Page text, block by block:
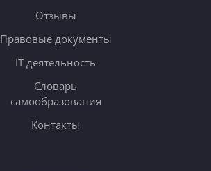
Отзывы
Правовые документы
IT деятельность
Словарь
самообразования
Контакты